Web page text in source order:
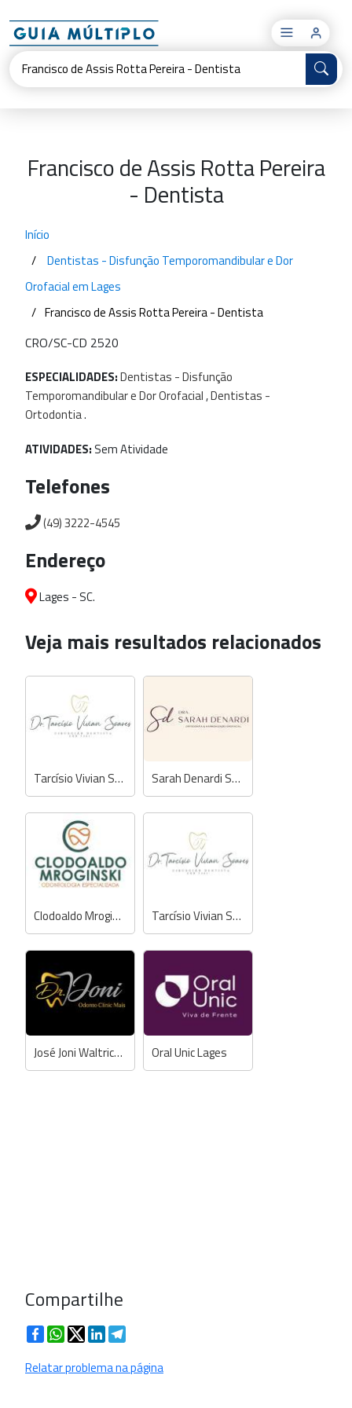
×
Francisco de Assis Rotta Pereira
- Dentista
Início
Dentistas - Disfunção Temporomandibular e Dor
Orofacial em Lages
Francisco de Assis Rotta Pereira - Dentista
CRO/SC-CD 2520
ESPECIALIDADES:Dentistas -Disfunção
TemporomandibulareDorOrofacial,Dentistas -
Ortodontia.
ATIVIDADES: Sem Atividade
Telefones
(49) 3222-4545
Endereço
Lages - SC.
Veja mais resultados relacionados
Tarcísio Vivian Soares - Dentista Sarah Denardi Scheffer - Dentista
Clodoaldo Mroginski - Dentista Tarcísio Vivian Soares - Dentista
José Joni Waltrick Júnior - Dentista Oral Unic Lages
Compartilhe
FacebookWhatsApp
TwitterLinkedIn
Relatar problema na página